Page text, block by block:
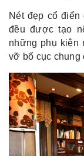
Nét đẹp cổ
đều được tạo
những phụ kiện
vỡ bố cục chung